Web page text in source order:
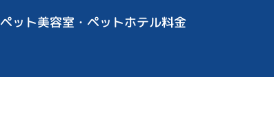
ペット美容室・ペットホテル料金